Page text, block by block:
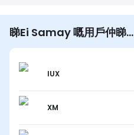
睇Ei Samay 嘅用戶仲睇…
IUX
XM